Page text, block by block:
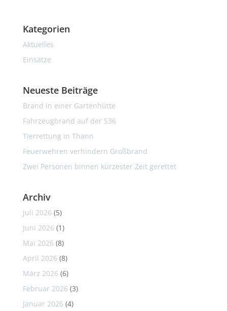
Kategorien
Aktuelles
Einsätze
Neueste Beiträge
Brand in einer Gartenhütte
Fahrzeugbrand auf der S36
Tierrettung in Thann
Feuerwehren verhindern Großbrand
Zwei Personen binnen kürzester Zeit gerettet
Archiv
Juli 2026 (5)
Juni 2026 (1)
Mai 2026 (8)
April 2026 (8)
März 2026 (6)
Februar 2026 (3)
Januar 2026 (4)